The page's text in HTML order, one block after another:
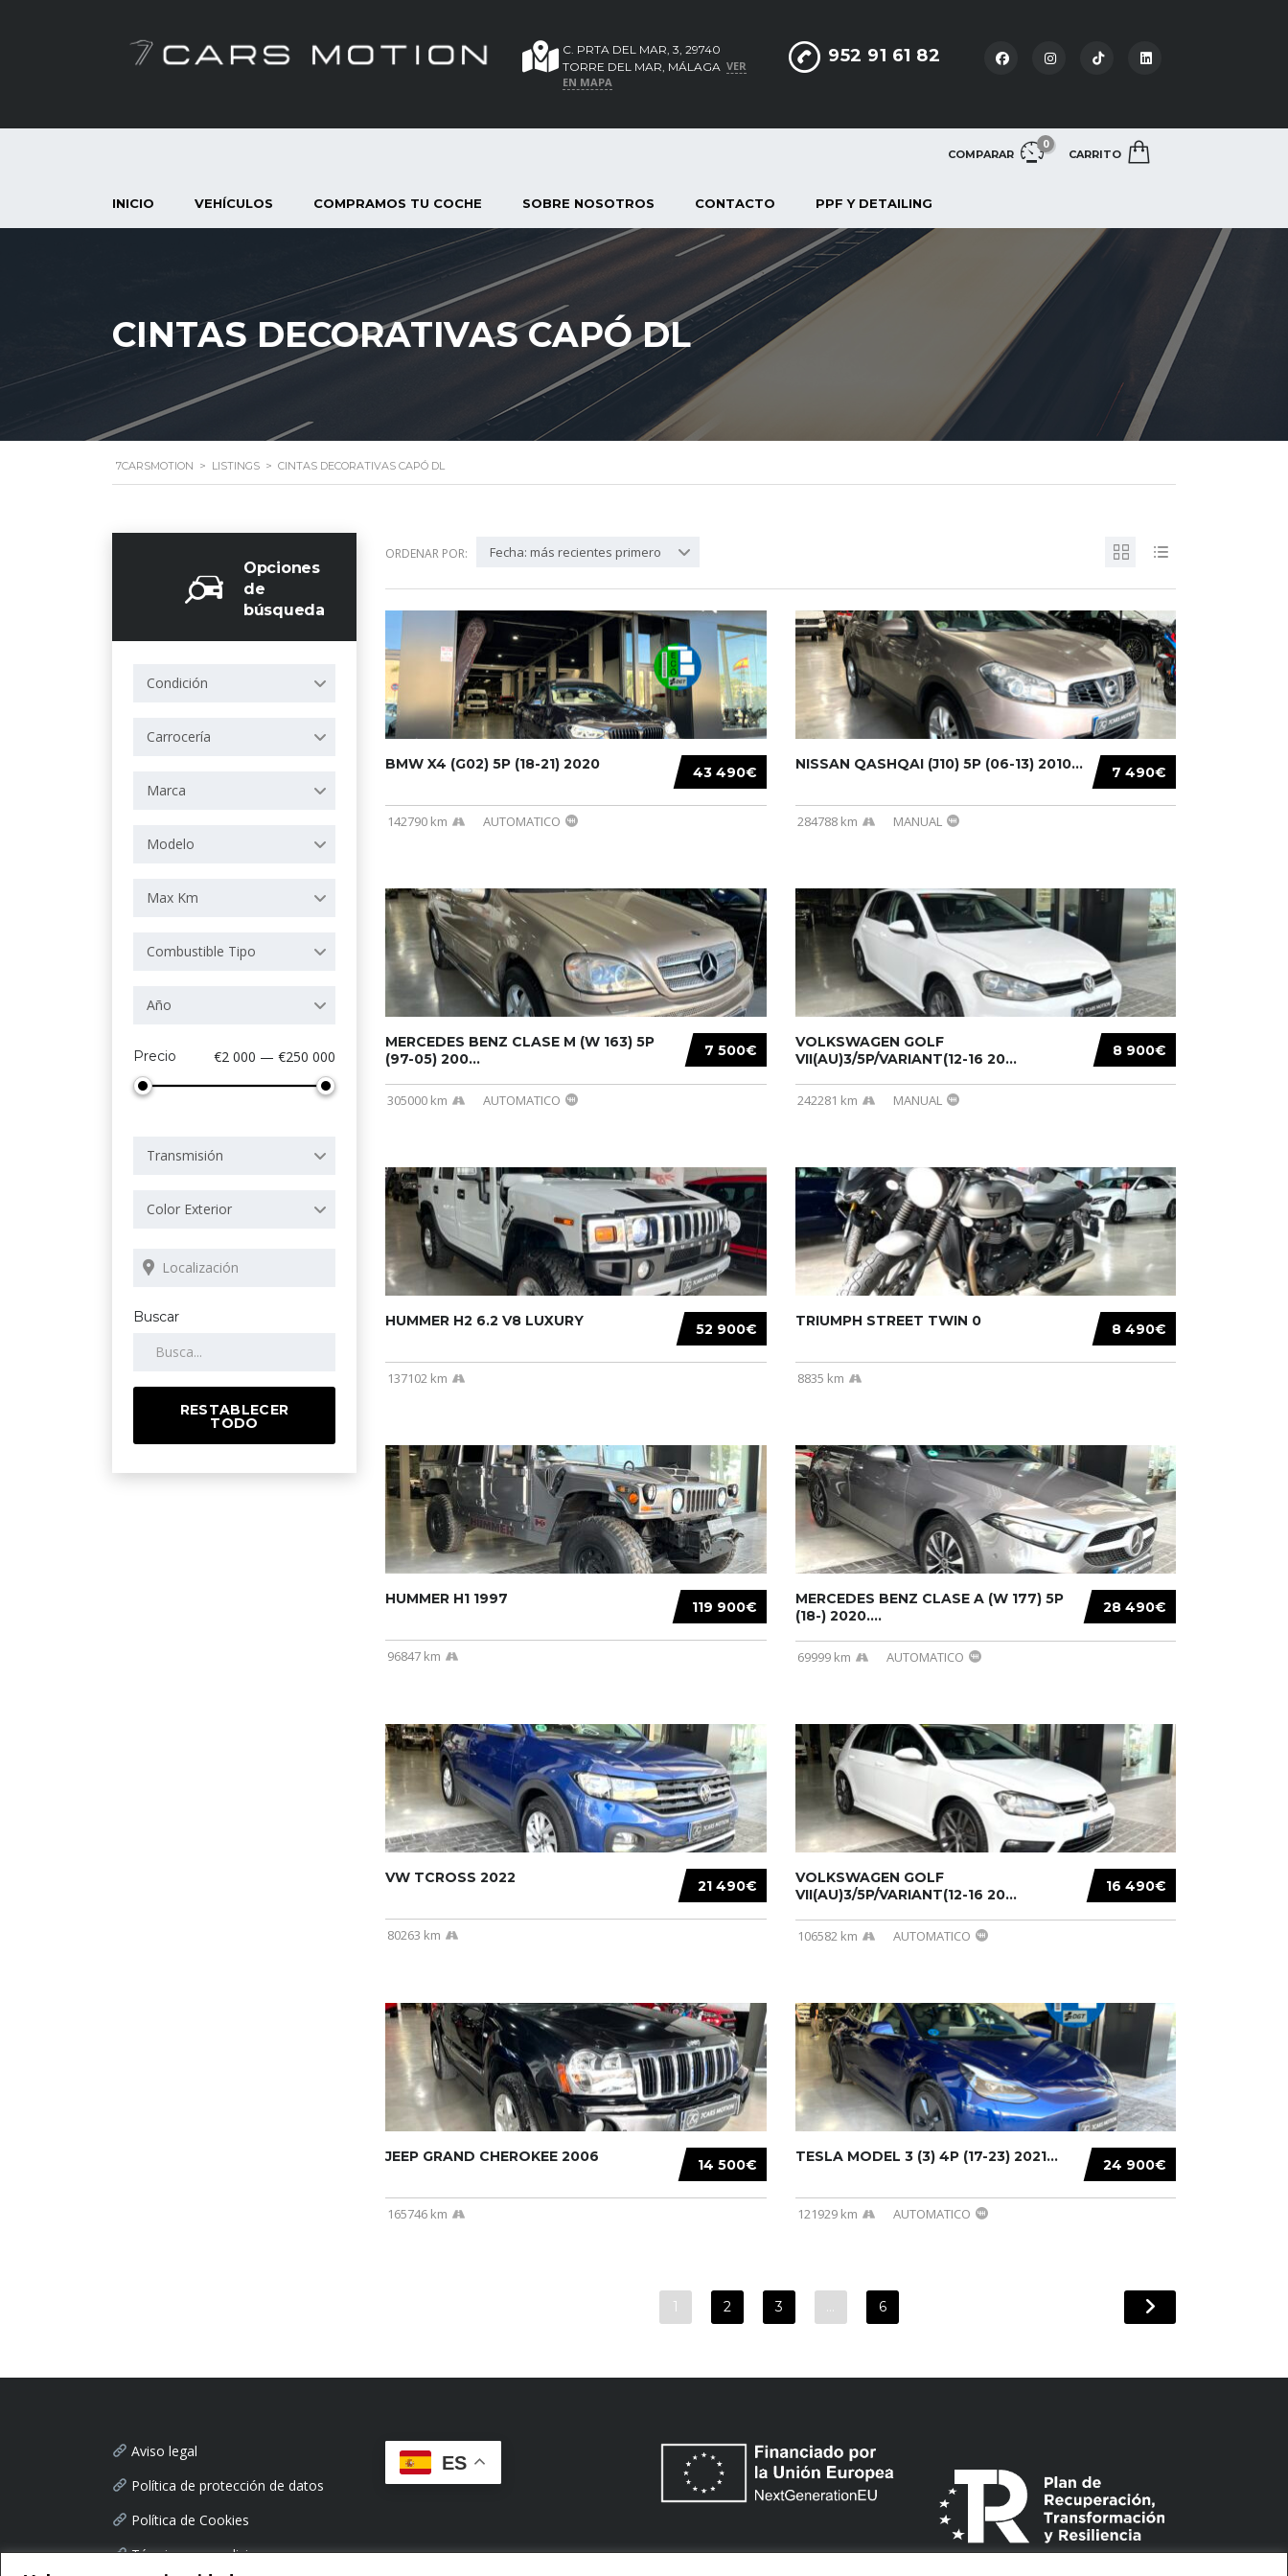
952 91 61 82
C. PRTA DEL MAR, 3, 29740
TORRE DEL MAR, MÁLAGA VER
EN MAPA
COMPARAR
0
CARRITO
INICIO VEHÍCULOS COMPRAMOS TU COCHE SOBRE NOSOTROS CONTACTO PPF Y DETAILING
CINTAS DECORATIVAS CAPÓ DL
7CARSMOTION > LISTINGS > CINTAS DECORATIVAS CAPÓ DL
Opciones
de
búsqueda
Condición
Carrocería
Marca
Modelo
Max Km
Combustible Tipo
Año
Precio €2 000 — €250 000
Transmisión
Color Exterior
Buscar
RESTABLECER
TODO
ORDENAR POR: Fecha: más recientes primero
43 490€
BMW X4 (G02) 5P (18-21) 2020
142790 km AUTOMATICO
7 490€
NISSAN QASHQAI (J10) 5P (06-13) 2010...
284788 km MANUAL
7 500€
MERCEDES BENZ CLASE M (W 163) 5P
(97-05) 200...
305000 km AUTOMATICO
8 900€
VOLKSWAGEN GOLF
VII(AU)3/5P/VARIANT(12-16 20...
242281 km MANUAL
52 900€
HUMMER H2 6.2 V8 LUXURY
137102 km
8 490€
TRIUMPH STREET TWIN 0
8835 km
119 900€
HUMMER H1 1997
96847 km
28 490€
MERCEDES BENZ CLASE A (W 177) 5P
(18-) 2020....
69999 km AUTOMATICO
21 490€
VW TCROSS 2022
80263 km
16 490€
VOLKSWAGEN GOLF
VII(AU)3/5P/VARIANT(12-16 20...
106582 km AUTOMATICO
14 500€
JEEP GRAND CHEROKEE 2006
165746 km
24 900€
TESLA MODEL 3 (3) 4P (17-23) 2021...
121929 km AUTOMATICO
1 2 3 … 6
Aviso legal
Política de protección de datos
Política de Cookies
Términos y condiciones
ES